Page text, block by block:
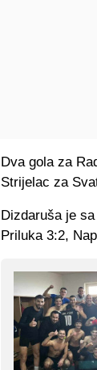
Dva gola za
Strijelac za
Dizdaruša je
Priluka 3:2,